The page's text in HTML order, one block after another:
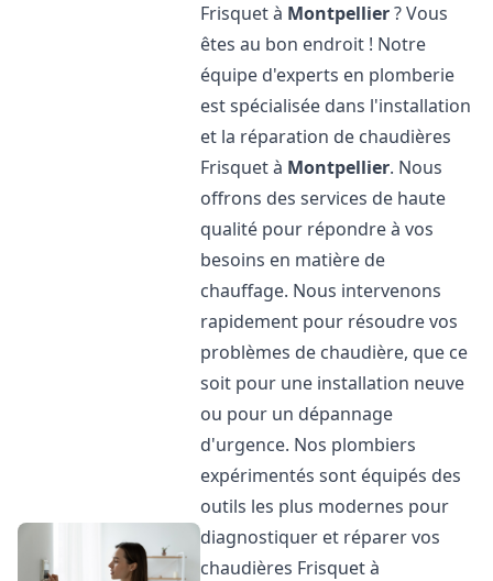
Frisquet à Montpellier? Vous
êtes au bon endroit ! Notre
équipe d'experts en plomberie
est spécialisée dans l'installation
et la réparation de chaudières
Frisquet à Montpellier. Nous
offrons des services de haute
qualité pour répondre à vos
besoins en matière de
chauffage. Nous intervenons
rapidement pour résoudre vos
problèmes de chaudière, que ce
soit pour une installation neuve
ou pour un dépannage
d'urgence. Nos plombiers
expérimentés sont équipés des
outils les plus modernes pour
diagnostiquer et réparer vos
chaudières Frisquet à